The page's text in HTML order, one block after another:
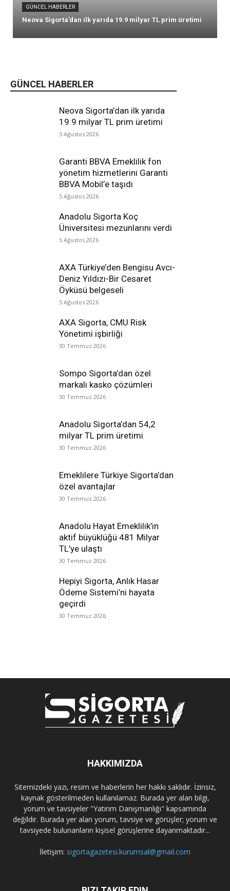
GÜNCEL HABERLER
Neova Sigorta’dan ilk yarıda
19.9 milyar TL prim üretimi
5 Ağustos 2026
Garanti BBVA Emeklilik fon
yönetim hizmetlerini Garanti
BBVA Mobil’e taşıdı
5 Ağustos 2026
Anadolu Sigorta Koç
Üniversitesi mezunlarını verdi
5 Ağustos 2026
AXA Türkiye’den Bengisu Avcı-
Deniz Yıldızı-Bir Cesaret
Öyküsü belgeseli
5 Ağustos 2026
AXA Sigorta, CMU Risk
Yönetimi işbirliği
30 Temmuz 2026
Sompo Sigorta’dan özel
markalı kasko çözümleri
30 Temmuz 2026
Anadolu Sigorta’dan 54,2
milyar TL prim üretimi
30 Temmuz 2026
Emeklilere Türkiye Sigorta’dan
özel avantajlar
30 Temmuz 2026
Anadolu Hayat Emeklilik’in
aktif büyüklüğü 481 Milyar
TL’ye ulaştı
30 Temmuz 2026
Hepiyi Sigorta, Anlık Hasar
Ödeme Sistemi’ni hayata
geçirdi
30 Temmuz 2026
GÜNCEL HABERLER
Neova Sigorta’dan ilk yarıda 19.9 milyar TL prim üretimi
HAKKIMIZDA
Sitemizdeki yazı, resim ve haberlerin her hakkı saklıdır. İzinsiz,
kaynak gösterilmeden kullanılamaz. Burada yer alan bilgi,
yorum ve tavsiyeler "Yatırım Danışmanlığı" kapsamında
değildir. Burada yer alan yorum, tavsiye ve görüşler; yorum ve
tavsiyede bulunanların kişisel görüşlerine dayanmaktadır...
İletişim: sigortagazetesi.kurumsal@gmail.com